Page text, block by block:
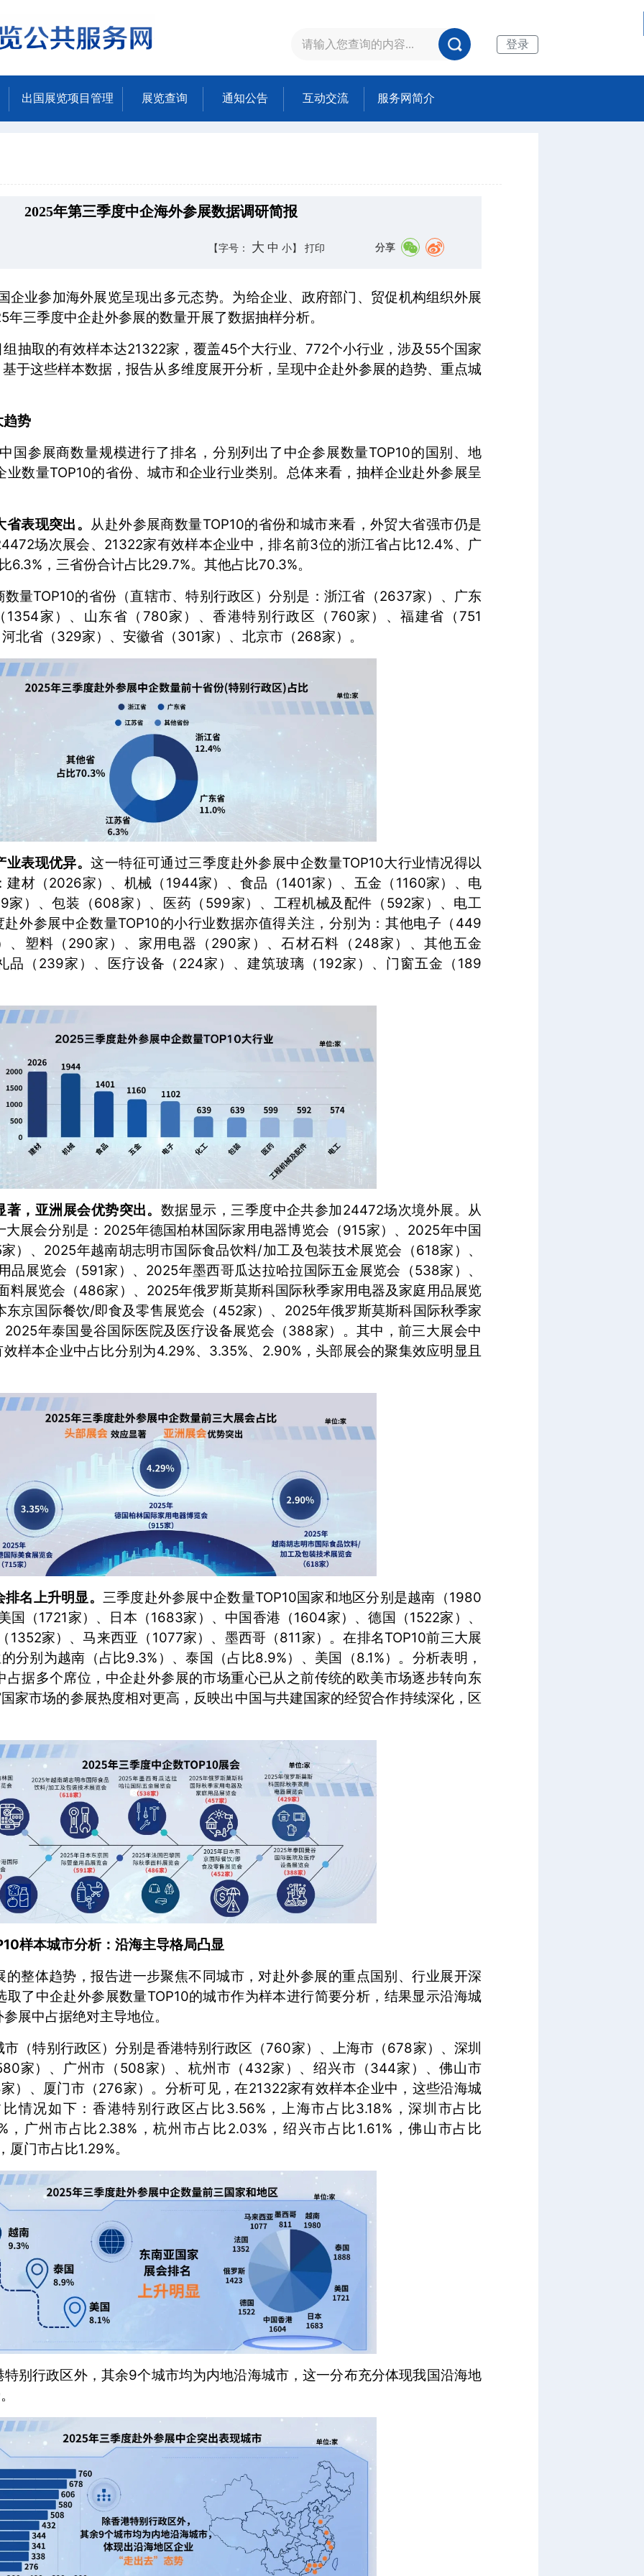
登录
出国展览项目管理 展览查询 通知公告 互动交流 服务网简介
2025年第三季度中企海外参展数据调研简报
【字号： 大 中 小】打印 分享
企业参加海外展览呈现出多元态势。为给企业、政府部门、贸促机构组织外展
三季度中企赴外参展的数量开展了数据抽样分析。
抽取的有效样本达21322家，覆盖45个大行业、772个小行业，涉及55个国家
于这些样本数据，报告从多维度展开分析，呈现中企赴外参展的趋势、重点城
趋势
国参展商数量规模进行了排名，分别列出了中企参展数量TOP10的国别、地
业数量TOP10的省份、城市和企业行业类别。总体来看，抽样企业赴外参展呈
表现突出。 从赴外参展商数量TOP10的省份和城市来看，外贸大省强市仍是
场次展会、21322家有效样本企业中，排名前3位的浙江省占比12.4%、广
6.3%，三省份合计占比29.7%。其他占比70.3%。
量TOP10的省份（直辖市、特别行政区）分别是：浙江省（2637家）、广东
家）、山东省（780家）、香港特别行政区（760家）、福建省（751
北省（329家）、安徽省（301家）、北京市（268家）。
业表现优异。这一特征可通过三季度赴外参展中企数量TOP10大行业情况得以
建材（2026家）、机械（1944家）、食品（1401家）、五金（1160家）、电
家）、包装（608家）、医药（599家）、工程机械及配件（592家）、电工
外参展中企数量TOP10的小行业数据亦值得关注，分别为：其他电子（449
、塑料（290家）、家用电器（290家）、石材石料（248家）、其他五金
品（239家）、医疗设备（224家）、建筑玻璃（192家）、门窗五金（189
，亚洲展会优势突出。 数据显示，三季度中企共参加24472场次境外展。从
大展会分别是：2025年德国柏林国际家用电器博览会（915家）、2025年中国
）、2025年越南胡志明市国际食品饮料/加工及包装技术展览会（618家）、
品展览会（591家）、2025年墨西哥瓜达拉哈拉国际五金展览会（538家）、
料展览会（486家）、2025年俄罗斯莫斯科国际秋季家用电器及家庭用品展览
京国际餐饮/即食及零售展览会（452家）、2025年俄罗斯莫斯科国际秋季家
年泰国曼谷国际医院及医疗设备展览会（388家）。其中，前三大展会中
样本企业中占比分别为4.29%、3.35%、2.90%，头部展会的聚集效应明显且
名上升明显。 三季度赴外参展中企数量TOP10国家和地区分别是越南（1980
国（1721家）、日本（1683家）、中国香港（1604家）、德国（1522家）、
1352家）、马来西亚（1077家）、墨西哥（811家）。在排名TOP10前三大展
分别为越南（占比9.3%）、泰国（占比8.9%）、美国（8.1%）。分析表明，
占据多个席位，中企赴外参展的市场重心已从之前传统的欧美市场逐步转向东
家市场的参展热度相对更高，反映出中国与共建国家的经贸合作持续深化，区
样本城市分析：沿海主导格局凸显
的整体趋势，报告进一步聚焦不同城市，对赴外参展的重点国别、行业展开深
取了中企赴外参展数量TOP10的城市作为样本进行简要分析，结果显示沿海城
展中占据绝对主导地位。
市（特别行政区）分别是香港特别行政区（760家）、上海市（678家）、深圳
家）、广州市（508家）、杭州市（432家）、绍兴市（344家）、佛山市
）、厦门市（276家）。分析可见，在21322家有效样本企业中，这些沿海城
情况如下：香港特别行政区占比3.56%，上海市占比3.18%，深圳市占比
，广州市占比2.38%，杭州市占比2.03%，绍兴市占比1.61%，佛山市占比
门市占比1.29%。
别行政区外，其余9个城市均为内地沿海城市，这一分布充分体现我国沿海地